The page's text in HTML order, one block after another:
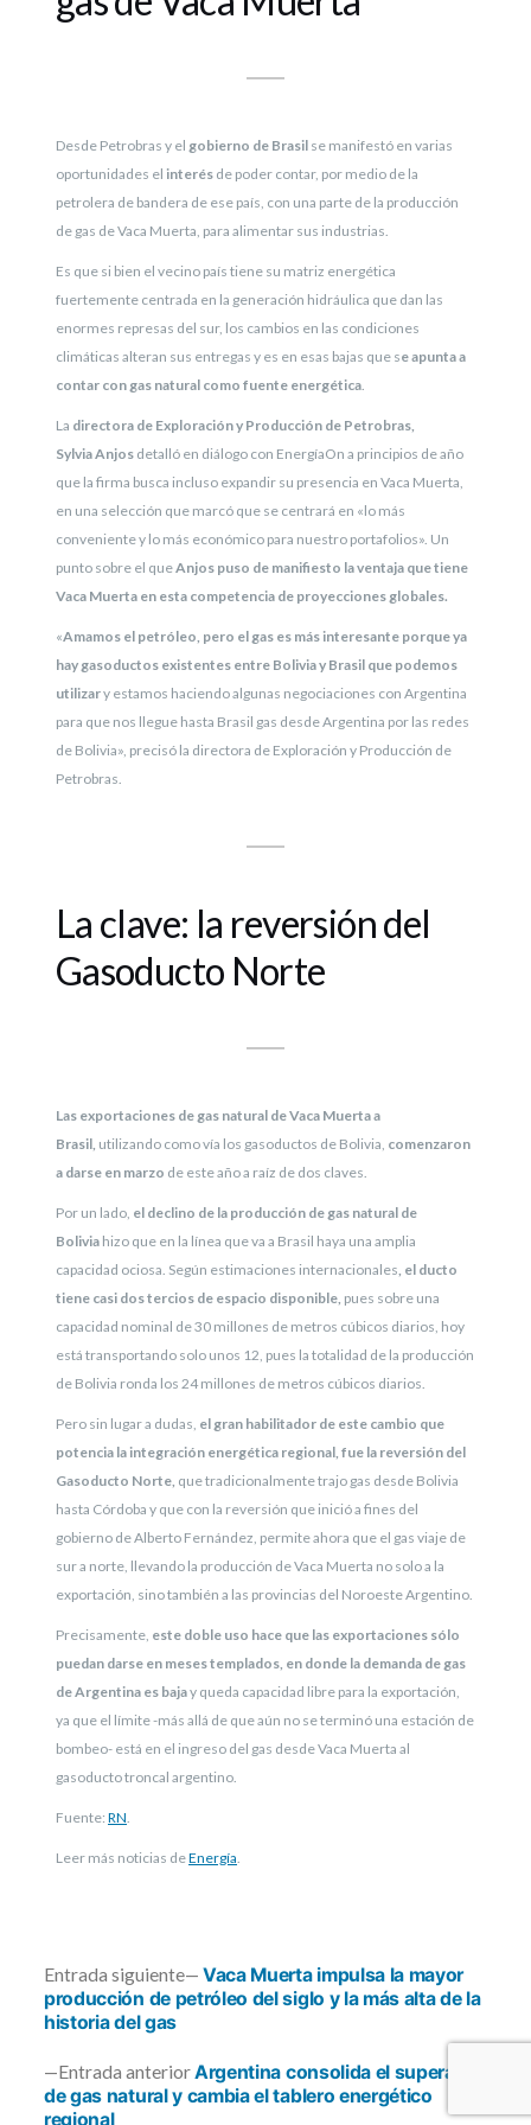
Desde Petrobras y el gobierno de Brasil se manifestó en varias
oportunidades el interés de poder contar, por medio de la
petrolera de bandera de ese país, con una parte de la producción
de gas de Vaca Muerta, para alimentar sus industrias.
Es que si bien el vecino país tiene su matriz energética
fuertemente centrada en la generación hidráulica que dan las
enormes represas del sur, los cambios en las condiciones
climáticas alteran sus entregas y es en esas bajas que se apunta a
contar con gas natural como fuente energética.
La directora de Exploración y Producción de Petrobras,
Sylvia Anjos detalló en diálogo con EnergíaOn a principios de año
que la firma busca incluso expandir su presencia en Vaca Muerta,
en una selección que marcó que se centrará en «lo más
conveniente y lo más económico para nuestro portafolios». Un
punto sobre el queAnjos puso de manifiesto la ventaja que tiene
Vaca Muerta en esta competencia de proyecciones globales.
«Amamos el petróleo, pero el gas es más interesante porque ya
hay gasoductos existentes entre Bolivia y Brasil que podemos
utilizary estamos haciendo algunas negociaciones con Argentina
para que nos llegue hasta Brasil gas desde Argentina por las redes
de Bolivia», precisó la directora de Exploración y Producción de
Petrobras.
La clave: la reversión del
Gasoducto Norte
Las exportaciones de gas natural de Vaca Muerta a
Brasil, utilizando como vía los gasoductos de Bolivia, comenzaron
a darse en marzo de este año a raíz de dos claves.
Por un lado, el declino de la producción de gas natural de
Bolivia hizo que en la línea que va a Brasil haya una amplia
capacidad ociosa. Según estimaciones internacionales, el ducto
tiene casi dos tercios de espacio disponible, pues sobre una
capacidad nominal de 30 millones de metros cúbicos diarios, hoy
está transportando solo unos 12, pues la totalidad de la producción
de Bolivia ronda los 24 millones de metros cúbicos diarios.
Pero sin lugar a dudas, el gran habilitador de este cambio que
potencia la integración energética regional, fue la reversión del
Gasoducto Norte, que tradicionalmente trajo gas desde Bolivia
hasta Córdoba y que con la reversión que inició a fines del
gobierno de Alberto Fernández, permite ahora que el gas viaje de
sur a norte, llevando la producción de Vaca Muerta no solo a la
exportación, sino también a las provincias del Noroeste Argentino.
Precisamente, este doble uso hace que las exportaciones sólo
puedan darse en meses templados, en donde la demanda de gas
de Argentina es bajay queda capacidad libre para la exportación,
ya que el límite -más allá de que aún no se terminó una estación de
bombeo- está en el ingreso del gas desde Vaca Muerta al
gasoducto troncal argentino.
Fuente: RN.
Leer más noticias deEnergía.
Navegación
de Entrada anterior Entrada
anterior:
Argentina consolida el superávit
de gas natural y cambia el tablero energético
regional
Entrada siguiente
Entrada
siguiente:
Vaca Muerta impulsa la mayor
producción de petróleo del siglo y la más alta de la
historia del gas